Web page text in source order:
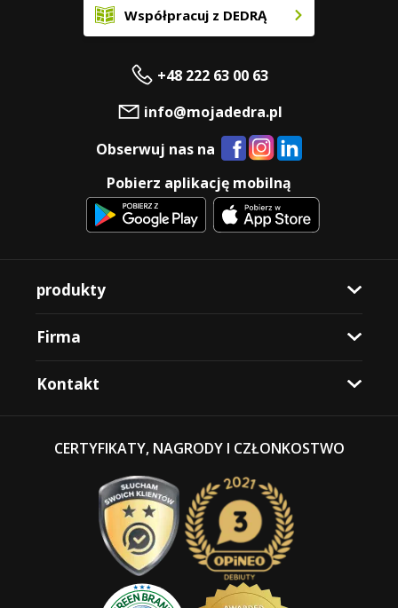
Współpracuj z DEDRĄ
+48 222 63 00 63
info@mojadedra.pl
Obserwuj nas na
Pobierz aplikację mobilną
produkty
Firma
Kontakt
CERTYFIKATY, NAGRODY I CZŁONKOSTWO